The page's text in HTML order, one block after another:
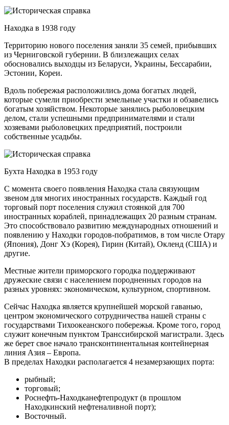
Находка в 1938 году
Территорию нового поселения заняли 35 семей, прибывших
из Черниговской губернии. В близлежащих селах
обосновались выходцы из Беларуси, Украины, Бессарабии,
Эстонии, Кореи.
Вдоль побережья расположились дома богатых людей,
которые сумели приобрести земельные участки и обзавелись
богатым хозяйством. Некоторые занялись рыболовецким
делом, стали успешными предпринимателями и стали
хозяевами рыболовецких предприятий, построили
собственные усадьбы.
Бухта Находка в 1953 году
С момента своего появления Находка стала связующим
звеном для многих иностранных государств. Каждый год
торговый порт поселения служил стоянкой для 700
иностранных кораблей, принадлежащих 20 разным странам.
Это способствовало развитию международных отношений и
появлению у Находки городов-побратимов, в том числе Отару
(Япония), Донг Хэ (Корея), Гирин (Китай), Окленд (США) и
другие.
Местные жители приморского городка поддерживают
дружеские связи с населением породненных городов на
разных уровнях: экономическом, культурном, спортивном.
Сейчас Находка является крупнейшей морской гаванью,
центром экономического сотрудничества нашей страны с
государствами Тихоокеанского побережья. Кроме того, город
служит конечным пунктом Транссибирской магистрали. Здесь
же берет свое начало трансконтинентальная контейнерная
линия Азия – Европа.
В пределах Находки располагается 4 незамерзающих порта:
рыбный;
торговый;
Роснефть-Находканефтепродукт (в прошлом
Находкинский нефтеналивной порт);
Восточный.